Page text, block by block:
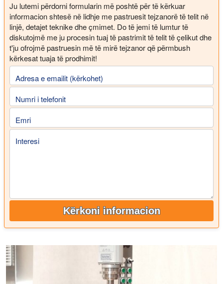
Ju lutemi përdorni formularin më poshtë për të kërkuar
informacion shtesë në lidhje me pastruesit tejzanorë të telit në
linjë, detajet teknike dhe çmimet. Do të jemi të lumtur të
diskutojmë me ju procesin tuaj të pastrimit të telit të çelikut dhe
t'ju ofrojmë pastruesin më të mirë tejzanor që përmbush
kërkesat tuaja të prodhimit!
Adresa e emailit (kërkohet)
Numri i telefonit
Emri
Interesi
Kërkoni informacion